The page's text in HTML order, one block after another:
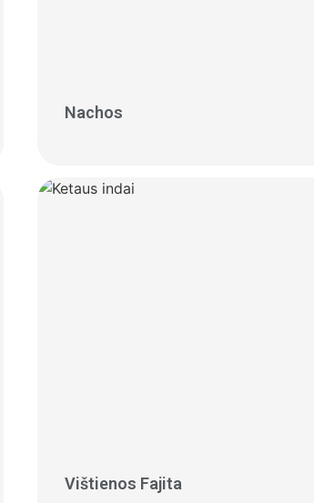
Nachos
Vištienos Fajita